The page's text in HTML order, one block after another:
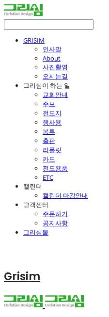
GRISIM
인사말
About
사진촬영
오시는길
그리심이 하는 일
교회안내
주보
전도지
행사용
봉투
출판
리플릿
카드
전도용품
ETC
캘린더
캘린더 마감안내
고객센터
주문하기
공지사항
그리심몰
Grisim